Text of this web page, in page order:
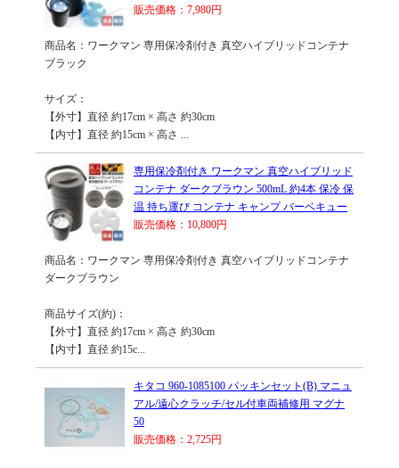
販売価格：7,980円
商品名：ワークマン 専用保冷剤付き 真空ハイブリッドコンテナ
ブラック
サイズ：
【外寸】直径 約17cm × 高さ 約30cm
【内寸】直径 約15cm × 高さ ...
専用保冷剤付き ワークマン 真空ハイブリッド
コンテナ ダークブラウン 500mL 約4本 保冷 保
温 持ち運び コンテナ キャンプ バーベキュー
販売価格：10,800円
商品名：ワークマン 専用保冷剤付き 真空ハイブリッドコンテナ
ダークブラウン
商品サイズ(約)：
【外寸】直径 約17cm × 高さ 約30cm
【内寸】直径 約15c...
キタコ 960-1085100 パッキンセット(B) マニュ
アル/遠心クラッチ/セル付車両補修用 マグナ
50
販売価格：2,725円